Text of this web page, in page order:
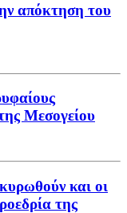
απόκτηση του
Μεσογείου
και οι
της